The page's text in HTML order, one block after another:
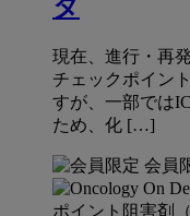
タ
現在、進行・再
チェックポイン
すが、一部では
ため、化 […]
会員